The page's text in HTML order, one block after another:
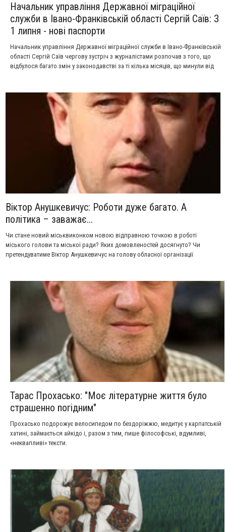
Начальник управління Державної міграційної
служби в Івано-Франківській області Сергій Саїв: З
1 липня - нові паспорти
Начальник управління Державної міграційної служби в Івано-Франківській
області Сергій Саїв чергову зустріч з журналістами розпочав з того, що
відбулося багато змін у законодавстві за ті кілька місяців, що минули від
Віктор Анушкевичус: Роботи дуже багато. А
політика – заважає...
Чи стане новий міськвиконком новою відправною точкою в роботі
міського голови та міської ради? Яких домовленостей досягнуто? Чи
претендуватиме Віктор Анушкевичус на голову обласної організації
міського голови Віктора Анушкевичуса «Західному кур’єру».
Тарас Прохасько: "Моє літературне життя було
страшенно погідним"
Прохасько подорожує велосипедом по бездоріжжю, медитує у карпатській
хатині, займається айкідо і, разом з тим, пише філософські, вдумливі,
«неквапливі» тексти.